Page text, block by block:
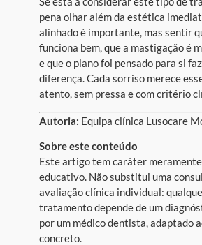
pena olhar além da estética
alinhado é importante, mas sentir
funciona bem, que a mastigação é
e que o plano foi pensado para si
diferença. Cada sorriso merece
atento, sem pressa e com critério
Autoria: Equipa clínica Lusocare
Sobre este conteúdo
Este artigo tem caráter
educativo. Não substitui uma
avaliação clínica individual:
tratamento depende de um
por um médico dentista, adaptado
concreto.